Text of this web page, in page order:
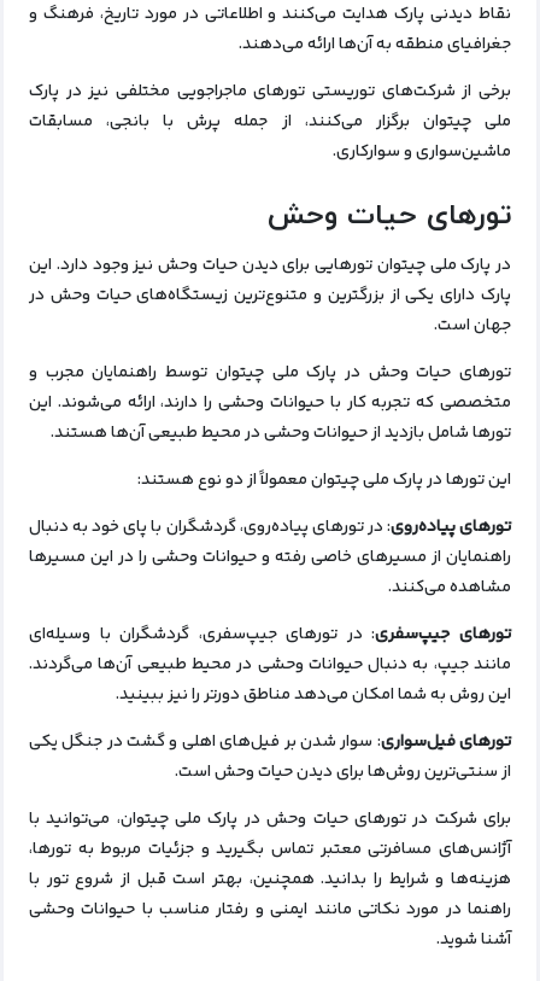
نقاط دیدنی پارک هدایت می‌کنند و اطلاعاتی در مورد تاریخ، فرهنگ و
جغرافیای منطقه به آن‌ها ارائه می‌دهند.
برخی از شرکت‌های توریستی تورهای ماجراجویی مختلفی نیز در پارک
ملی چیتوان برگزار می‌کنند، از جمله پرش با بانجی، مسابقات
ماشین‌سواری و سوارکاری.
تورهای حیات وحش
در پارک ملی چیتوان تورهایی برای دیدن حیات وحش نیز وجود دارد. این
پارک دارای یکی از بزرگترین و متنوع‌ترین زیستگاه‌های حیات وحش در
جهان است.
تورهای حیات وحش در پارک ملی چیتوان توسط راهنمایان مجرب و
متخصصی که تجربه کار با حیوانات وحشی را دارند، ارائه می‌شوند. این
تورها شامل بازدید از حیوانات وحشی در محیط طبیعی آن‌ها هستند.
این تورها در پارک ملی چیتوان معمولاً از دو نوع هستند:
تورهای پیاده‌روی: در تورهای پیاده‌روی، گردشگران با پای خود به دنبال
راهنمایان از مسیرهای خاصی رفته و حیوانات وحشی را در این مسیرها
مشاهده می‌کنند.
تورهای جیپ‌سفری: در تورهای جیپ‌سفری، گردشگران با وسیله‌ای
مانند جیپ، به دنبال حیوانات وحشی در محیط طبیعی آن‌ها می‌گردند.
این روش به شما امکان می‌دهد مناطق دورتر را نیز ببینید.
تورهای فیل‌سواری: سوار شدن بر فیل‌های اهلی و گشت در جنگل یکی
از سنتی‌ترین روش‌ها برای دیدن حیات وحش است.
برای شرکت در تورهای حیات وحش در پارک ملی چیتوان، می‌توانید با
آژانس‌های مسافرتی معتبر تماس بگیرید و جزئیات مربوط به تورها،
هزینه‌ها و شرایط را بدانید. همچنین، بهتر است قبل از شروع تور با
راهنما در مورد نکاتی مانند ایمنی و رفتار مناسب با حیوانات وحشی
آشنا شوید.